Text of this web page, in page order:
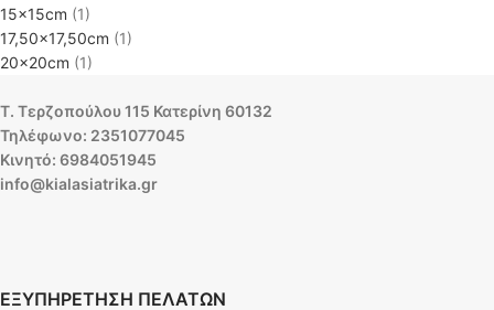
15x15cm (1)
17,50x17,50cm (1)
20x20cm (1)
Τ. Τερζοπούλου 115 Κατερίνη 60132
Τηλέφωνο: 2351077045
Κινητό: 6984051945
info@kialasiatrika.gr
ΕΞΥΠΗΡΕΤΗΣΗ ΠΕΛΑΤΩΝ